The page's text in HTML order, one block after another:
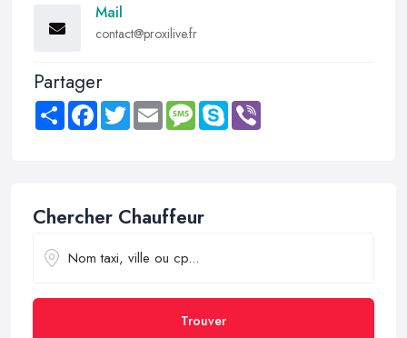
Mail
contact@proxilive.fr
Partager
Share FacebookTwitter Email MessageSkype
Chercher Chauffeur
Trouver